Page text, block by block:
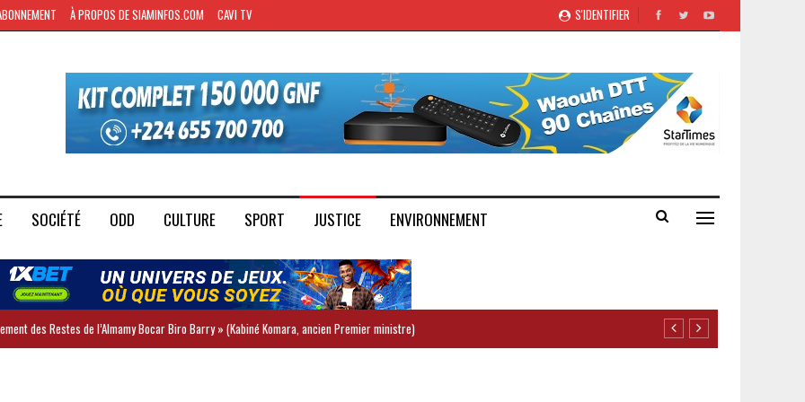
S'IDENTIFIER
À PROPOS DE SIAMINFOS.COM CAVI TV
SOCIÉTÉ ODD CULTURE SPORT JUSTICE ENVIRONNEMENT
des Restes de l’Almamy Bocar Biro Barry » (Kabiné Komara, ancien Premier ministre)